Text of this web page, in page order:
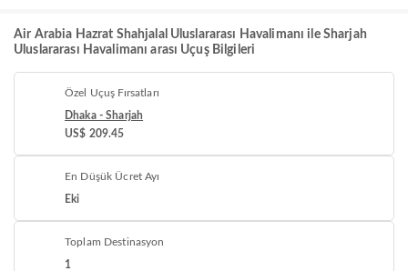
Air Arabia Hazrat Shahjalal Uluslararası Havalimanı ile Sharjah
Uluslararası Havalimanı arası Uçuş Bilgileri
Özel Uçuş Fırsatları
Dhaka - Sharjah
US$ 209.45
En Düşük Ücret Ayı
Eki
Toplam Destinasyon
1